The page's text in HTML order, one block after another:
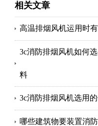
相关文章
高温排烟风机运用时
3c消防排烟风机如何
料
3c消防排烟风机选用的
哪些建筑物要装置消